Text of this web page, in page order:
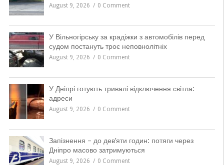
August 9, 2026 0 Comment
У Вільногірську за крадіжки з автомобілів перед
судом постануть троє неповнолітніх
August 9, 2026 0 Comment
У Дніпрі готують тривалі відключення світла:
адреси
August 9, 2026 0 Comment
Запізнення – до дев’яти годин: потяги через
Дніпро масово затримуються
August 9, 2026 0 Comment